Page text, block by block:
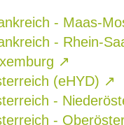
- Maas-
- Rhein-
↗
(eHYD) ↗
-
-